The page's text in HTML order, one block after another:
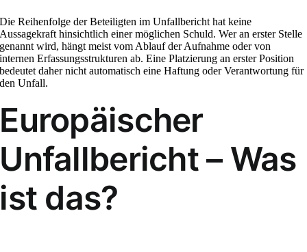
Die Reihenfolge der Beteiligten im Unfallbericht hat keine
Aussagekraft hinsichtlich einer möglichen Schuld. Wer an erster Stelle
genannt wird, hängt meist vom Ablauf der Aufnahme oder von
internen Erfassungsstrukturen ab. Eine Platzierung an erster Position
bedeutet daher nicht automatisch eine Haftung oder Verantwortung für
den Unfall.
Europäischer
Unfallbericht – Was
ist das?